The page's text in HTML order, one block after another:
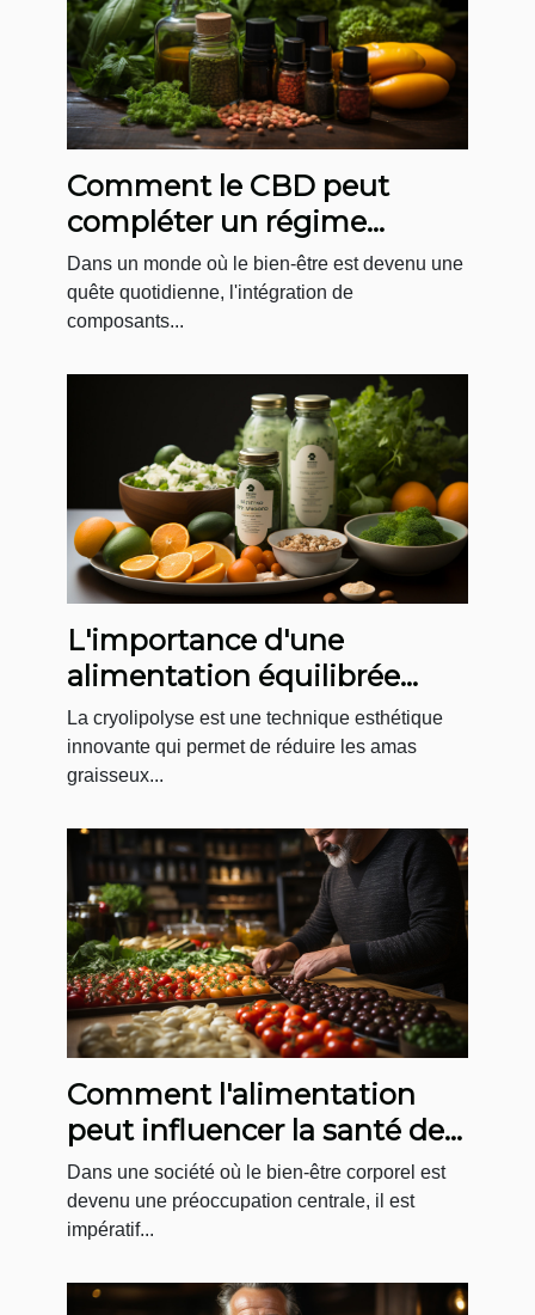
Comment le CBD peut
compléter un régime
alimentaire équilibré
Dans un monde où le bien-être est devenu une
quête quotidienne, l'intégration de
composants...
L'importance d'une
alimentation équilibrée
après une séance de
cryolipolyse
La cryolipolyse est une technique esthétique
innovante qui permet de réduire les amas
graisseux...
Comment l'alimentation
peut influencer la santé de
votre dos
Dans une société où le bien-être corporel est
devenu une préoccupation centrale, il est
impératif...